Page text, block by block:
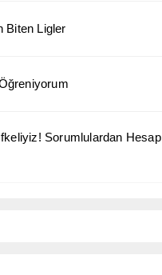
Biten Ligler
Sorumlulardan Hesap